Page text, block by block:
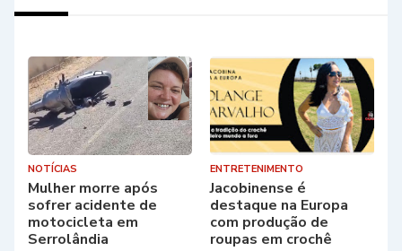
NOTÍCIAS
Mulher morre após
sofrer acidente de
motocicleta em
Serrolândia
ENTRETENIMENTO
Jacobinense é
destaque na Europa
com produção de
roupas em crochê